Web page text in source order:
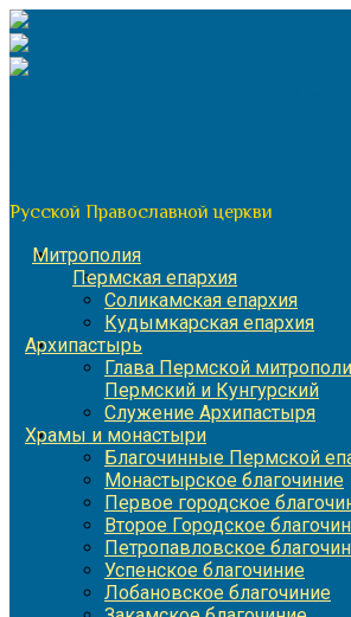
Перейти
к
содержимому
Русской Православной церкви
Митрополия
Пермская епархия
Соликамская епархия
Кудымкарская епархия
Архипастырь
Глава Пермской
Пермский и Кунгурский
Служение Архипастыря
Храмы и монастыри
Благочинные Пермской
Монастырское благочиние
Первое городское
Второе Городское
Петропавловское
Успенское благочиние
Лобановское благочиние